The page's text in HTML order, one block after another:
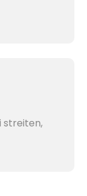
streiten,